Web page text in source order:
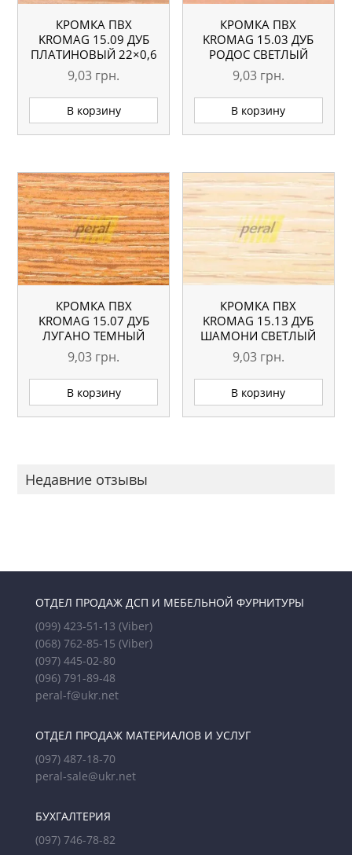
КРОМКА ПВХ
KROMAG 15.09 ДУБ
ПЛАТИНОВЫЙ 22×0,6
ММ
9,03 грн.
В корзину
КРОМКА ПВХ
KROMAG 15.03 ДУБ
РОДОС СВЕТЛЫЙ
22×0,6 ММ
9,03 грн.
В корзину
КРОМКА ПВХ
KROMAG 15.07 ДУБ
ЛУГАНО ТЕМНЫЙ
22×0,6 ММ
9,03 грн.
В корзину
КРОМКА ПВХ
KROMAG 15.13 ДУБ
ШАМОНИ СВЕТЛЫЙ
22×0,6 ММ
9,03 грн.
В корзину
Недавние отзывы
ОТДЕЛ ПРОДАЖ ДСП И МЕБЕЛЬНОЙ ФУРНИТУРЫ
(099) 423-51-13 (Viber)
(068) 762-85-15 (Viber)
(097) 445-02-80
(096) 791-89-48
peral-f@ukr.net
ОТДЕЛ ПРОДАЖ МАТЕРИАЛОВ И УСЛУГ
(097) 487-18-70
peral-sale@ukr.net
БУХГАЛТЕРИЯ
(097) 746-78-82